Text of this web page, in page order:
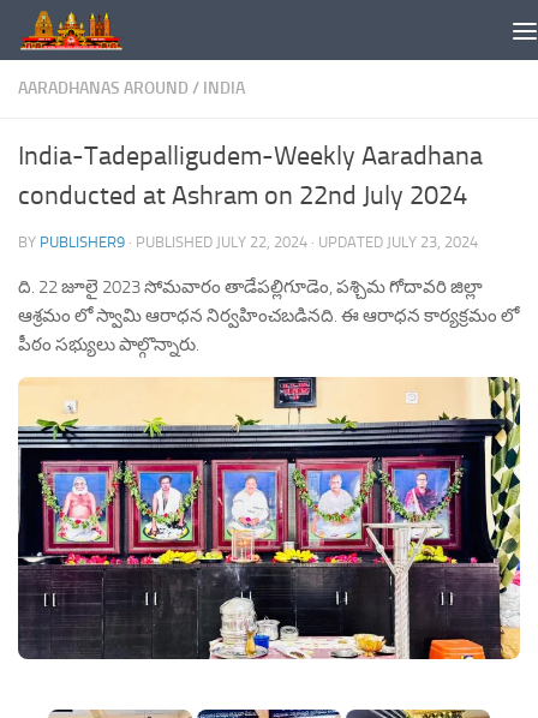
Skip to content
AARADHANAS AROUND / INDIA
India-Tadepalligudem-Weekly Aaradhana
conducted at Ashram on 22nd July 2024
BY PUBLISHER9 · PUBLISHED JULY 22, 2024 · UPDATED JULY 23, 2024
ది. 22 జూలై 2023 సోమవారం తాడేపల్లిగూడెం, పశ్చిమ గోదావరి జిల్లా
ఆశ్రమం లో స్వామి ఆరాధన నిర్వహించబడినది. ఈ ఆరాధన కార్యక్రమం లో
పీఠం సభ్యులు పాల్గొన్నారు.